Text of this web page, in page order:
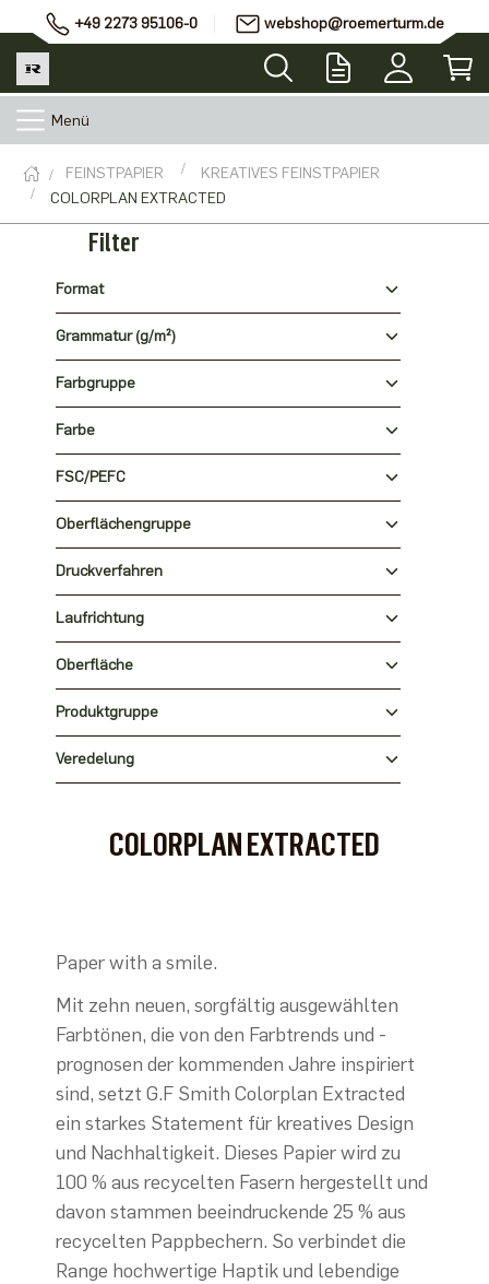
+49 2273 95106-0 webshop@roemerturm.de
Menü
FEINSTPAPIER
KREATIVES FEINSTPAPIER
COLORPLAN EXTRACTED
Filter
Format
Grammatur (g/m²)
Farbgruppe
Farbe
FSC/PEFC
Oberflächengruppe
Druckverfahren
Laufrichtung
Oberfläche
Produktgruppe
Veredelung
COLORPLAN EXTRACTED
Paper with a smile.
Mit zehn neuen, sorgfältig ausgewählten
Farbtönen, die von den Farbtrends und -
prognosen der kommenden Jahre inspiriert
sind, setzt G.F Smith Colorplan Extracted
ein starkes Statement für kreatives Design
und Nachhaltigkeit. Dieses Papier wird zu
100 % aus recycelten Fasern hergestellt und
davon stammen beeindruckende 25 % aus
recycelten Pappbechern. So verbindet die
Range hochwertige Haptik und lebendige